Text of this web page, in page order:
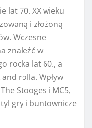
lat 70. XX wieku
i złożoną
Wczesne
znaleźć w
rocka lat 60., a
rolla. Wpływ
Stooges i MC5,
gry i buntownicze